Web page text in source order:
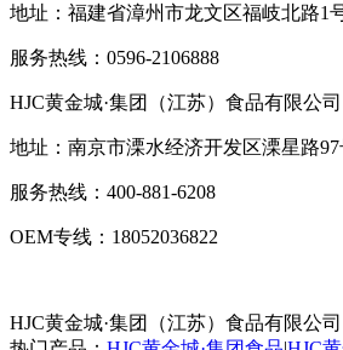
地址：福建省漳州市龙文区福岐北路1
服务热线：0596-2106888
HJC黄金城·集团（江苏）食品有限公司
地址：南京市溧水经济开发区溧星路97
服务热线：400-881-6208
OEM专线：18052036822
HJC黄金城·集团（江苏）食品有限公司